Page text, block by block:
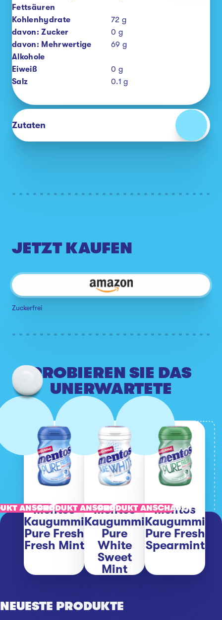
Fettsäuren
Kohlenhydrate 72 g
davon: Zucker
0 g
davon: Mehrwertige
Alkohole
69 g
Eiweiß 0 g
Salz
0.1 g
Zutaten
JETZT KAUFEN
Zuckerfrei
PROBIEREN SIE DAS
UNERWARTETE
Mentos
Kaugummi
Pure Fresh
Fresh Mint
ANSCHAUEN
Mentos
Kaugummi
Pure
White
Sweet
Mint
PRODUKT ANSCHAUEN
Mentos
Kaugummi
Pure Fresh
Spearmint
PRODUKT ANSCHAUEN
NEUESTE PRODUKTE